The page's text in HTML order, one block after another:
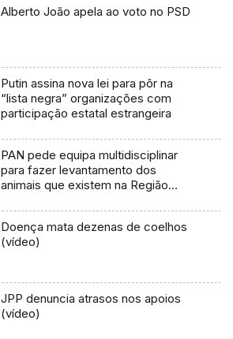
Alberto João apela ao voto no PSD
Putin assina nova lei para pôr na
“lista negra” organizações com
participação estatal estrangeira
PAN pede equipa multidisciplinar
para fazer levantamento dos
animais que existem na Região
Doença mata dezenas de coelhos
(vídeo)
JPP denuncia atrasos nos apoios
(vídeo)